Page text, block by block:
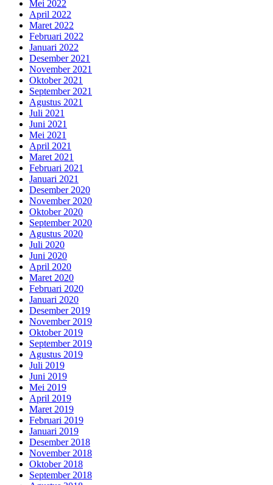
Mei 2022
April 2022
Maret 2022
Februari 2022
Januari 2022
Desember 2021
November 2021
Oktober 2021
September 2021
Agustus 2021
Juli 2021
Juni 2021
Mei 2021
April 2021
Maret 2021
Februari 2021
Januari 2021
Desember 2020
November 2020
Oktober 2020
September 2020
Agustus 2020
Juli 2020
Juni 2020
April 2020
Maret 2020
Februari 2020
Januari 2020
Desember 2019
November 2019
Oktober 2019
September 2019
Agustus 2019
Juli 2019
Juni 2019
Mei 2019
April 2019
Maret 2019
Februari 2019
Januari 2019
Desember 2018
November 2018
Oktober 2018
September 2018